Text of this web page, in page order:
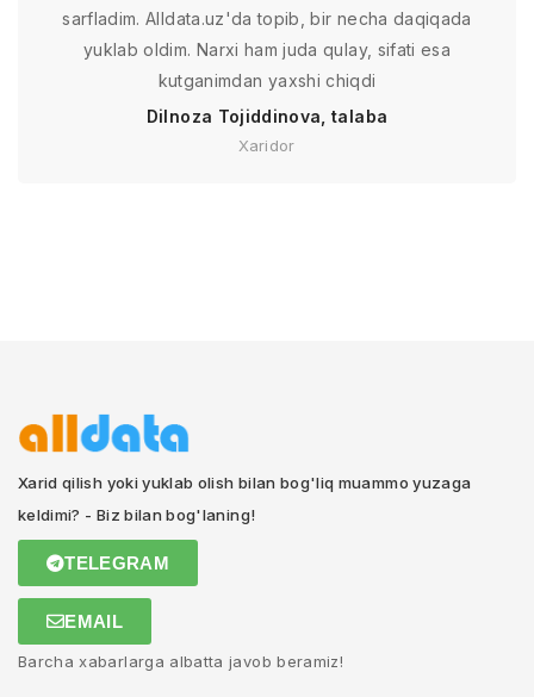
sarfladim. Alldata.uz'da topib, bir necha daqiqada
yuklab oldim. Narxi ham juda qulay, sifati esa
kutganimdan yaxshi chiqdi
Dilnoza Tojiddinova, talaba
Xaridor
Xarid qilish yoki yuklab olish bilan bog'liq muammo yuzaga
keldimi? - Biz bilan bog'laning!
TELEGRAM
EMAIL
Barcha xabarlarga albatta javob beramiz!